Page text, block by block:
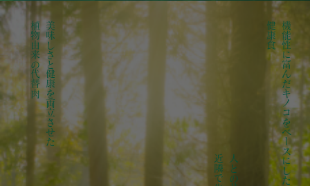
美味しさと健康を両立させた
植物由来の代替肉 機能性に富んだキノコをベースにした
健康食